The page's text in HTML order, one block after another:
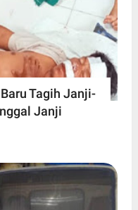
Tagih Janji-
Janji